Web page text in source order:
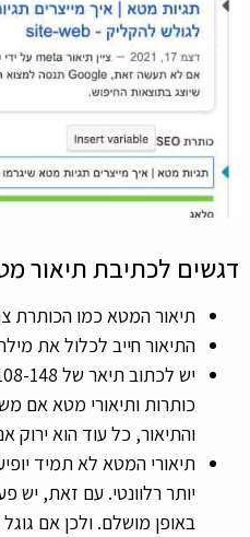
דגשים לכתיבת תיאור
תיאור המטא כמו הכותרת
התיאור חייב לכלול את
והתיאור, כל עוד הוא ירוק
תיאורי המטא לא תמיד
יותר רלוונטי. עם זאת,
באופן מושלם. ולכן אם